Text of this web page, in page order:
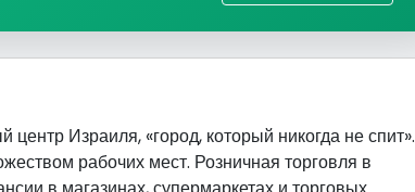
Израиля, «город, который никогда не спит».
рабочих мест. Розничная торговля в